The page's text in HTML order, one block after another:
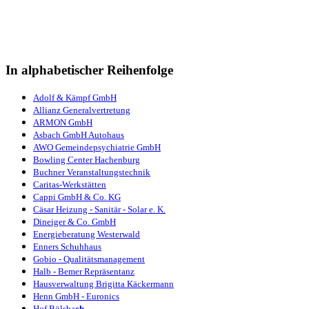
In alphabetischer Reihenfolge
Adolf & Kämpf GmbH
Allianz Generalvertretung
ARMON GmbH
Asbach GmbH Autohaus
AWO Gemeindepsychiatrie GmbH
Bowling Center Hachenburg
BuchnerVeranstaltungstechnik
Caritas-Werkstätten
Cappi GmbH & Co. KG
Cäsar Heizung - Sanitär - Solar e. K.
Dineiger & Co. GmbH
Energieberatung Westerwald
Enners Schuhhaus
Gobio - Qualitätsmanagement
Halb - Bemer Repräsentanz
Hausverwaltung Brigitta Käckermann
Henn GmbH - Euronics